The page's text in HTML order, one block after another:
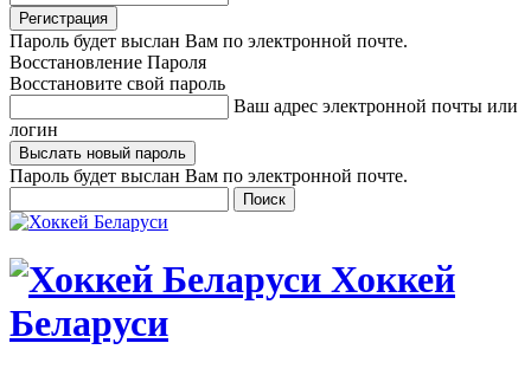
Пароль будет выслан Вам по электронной почте.
Восстановление Пароля
Восстановите свой пароль
Ваш адрес электронной почты или
логин
Пароль будет выслан Вам по электронной почте.
Хоккей
Беларуси